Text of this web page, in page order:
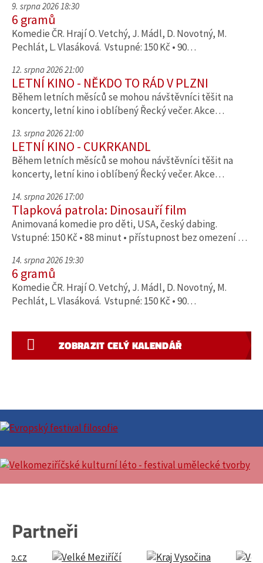
9. srpna 2026 18:30
6 gramů
Komedie ČR. Hrají O. Vetchý, J. Mádl, D. Novotný, M.
Pechlát, L. Vlasáková. Vstupné: 150 Kč • 90…
12. srpna 2026 21:00
LETNÍ KINO - NĚKDO TO RÁD V PLZNI
Během letních měsíců se mohou návštěvníci těšit na
koncerty, letní kino i oblíbený Řecký večer. Akce…
13. srpna 2026 21:00
LETNÍ KINO - CUKRKANDL
Během letních měsíců se mohou návštěvníci těšit na
koncerty, letní kino i oblíbený Řecký večer. Akce…
14. srpna 2026 17:00
Tlapková patrola: Dinosauří film
Animovaná komedie pro děti, USA, český dabing.
Vstupné: 150 Kč • 88 minut • přístupnost bez omezení …
14. srpna 2026 19:30
6 gramů
Komedie ČR. Hrají O. Vetchý, J. Mádl, D. Novotný, M.
Pechlát, L. Vlasáková. Vstupné: 150 Kč • 90…
ZOBRAZIT CELÝ KALENDÁŘ
Partneři